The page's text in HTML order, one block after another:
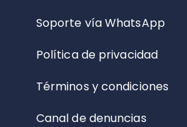
Soporte vía WhatsApp
Política de privacidad
Términos y condiciones
Canal de denuncias